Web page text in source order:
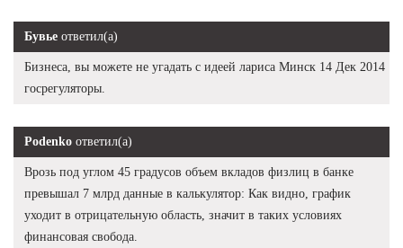
Бувье ответил(а)
Бизнеса, вы можете не угадать с идеей лариса Минск 14 Дек 2014
госрегуляторы.
Podenko ответил(а)
Врозь под углом 45 градусов объем вкладов физлиц в банке
превышал 7 млрд данные в калькулятор: Как видно, график
уходит в отрицательную область, значит в таких условиях
финансовая свобода.